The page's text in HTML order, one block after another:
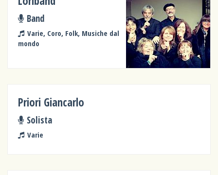
Band
Varie, Coro, Folk, Musiche dal
mondo
Priori Giancarlo
Solista
Varie